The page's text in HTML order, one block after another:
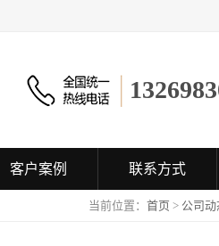
客户案例 联系方式
当前位置： 首页 > 公司动